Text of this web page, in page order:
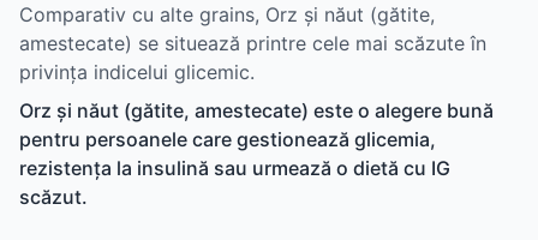
Comparativ cu alte grains, Orz și năut (gătite,
amestecate) se situează printre cele mai scăzute în
privința indicelui glicemic.
Orz și năut (gătite, amestecate) este o alegere bună
pentru persoanele care gestionează glicemia,
rezistența la insulină sau urmează o dietă cu IG
scăzut.